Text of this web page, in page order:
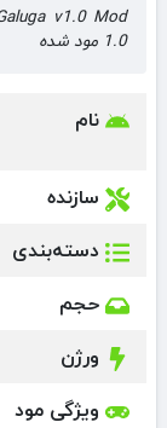
1.0 مود شده
نام
سازنده
دسته‌بندی
حجم
ورژن
ویژگی مود